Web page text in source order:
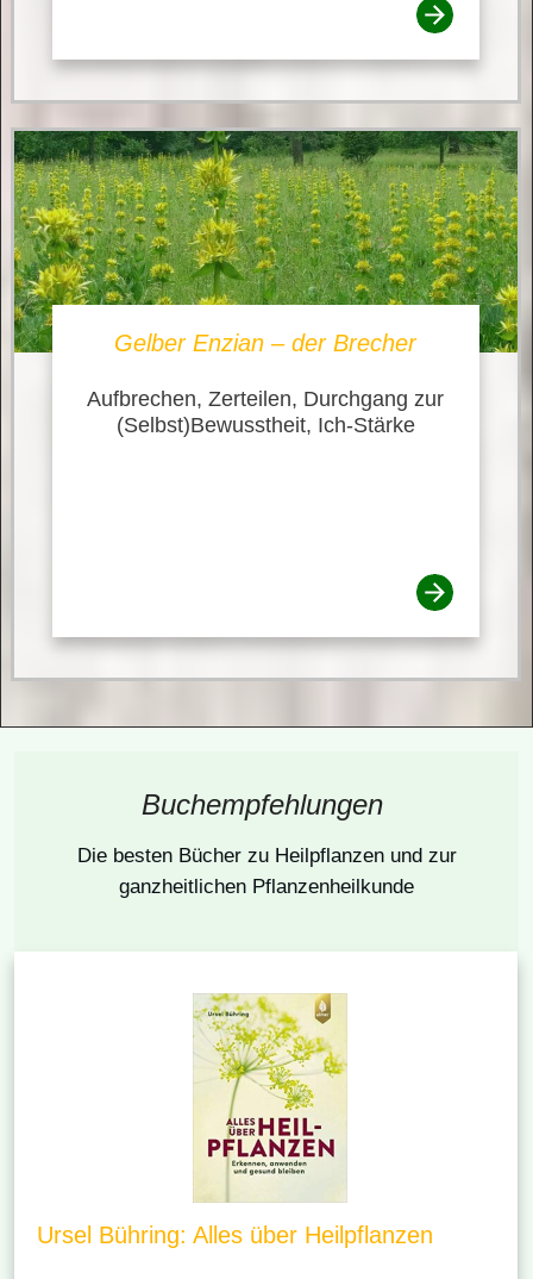
Gelber Enzian – der Brecher
Aufbrechen, Zerteilen, Durchgang zur
(Selbst)Bewusstheit, Ich-Stärke
Buchempfehlungen
Die besten Bücher zu Heilpflanzen und zur
ganzheitlichen Pflanzenheilkunde
Ursel Bühring: Alles über Heilpflanzen